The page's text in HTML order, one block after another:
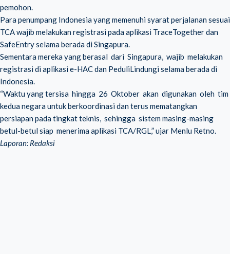
pemohon.
Para penumpang Indonesia yang memenuhi syarat perjalanan sesuai
TCA wajib melakukan registrasi pada aplikasi TraceTogether dan
SafeEntry selama berada di Singapura.
Sementara mereka yang berasal dari Singapura, wajib melakukan
registrasi di aplikasi e-HAC dan PeduliLindungi selama berada di
Indonesia.
“Waktu yang tersisa hingga 26 Oktober akan digunakan oleh tim
kedua negara untuk berkoordinasi dan terus mematangkan
persiapan pada tingkat teknis, sehingga sistem masing-masing
betul-betul siap menerima aplikasi TCA/RGL,” ujar Menlu Retno.
Laporan: Redaksi